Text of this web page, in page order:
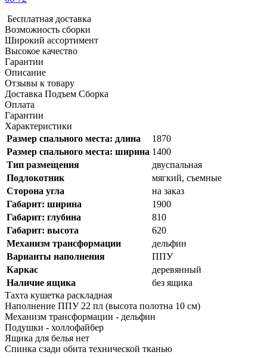
Бесплатная доставка
Возможность сборки
Широкий ассортимент
Высокое качество
Гарантии
Описание
Отзывы к товару
Доставка Подъем Сборка
Оплата
Гарантии
Характеристики
Размер спального места: длина
1870
Размер спального места: ширина 1400
Тип размещения
двуспальная
Подлокотник
мягкий, съемные
Cторона угла
на заказ
Габарит: ширина
1900
Габарит: глубина
810
Габарит: высота
620
Механизм трансформации
дельфин
Варианты наполнения
ППУ
Каркас
деревянный
Наличие ящика
без ящика
Тахта кушетка раскладная
Наполнение ППУ 22 пл (высота полотна 10 см)
Механизм трансформации - дельфин
Подушки - холлофайбер
Ящика для белья нет
Спинка сзади обита технической тканью